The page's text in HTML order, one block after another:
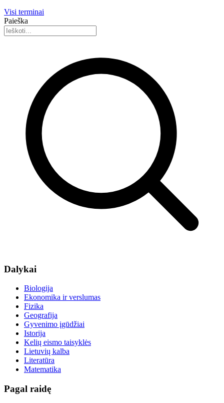
Visi terminai
Paieška
Dalykai
Biologija
Ekonomika ir verslumas
Fizika
Geografija
Gyvenimo įgūdžiai
Istorija
Kelių eismo taisyklės
Lietuvių kalba
Literatūra
Matematika
Pagal raidę